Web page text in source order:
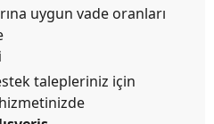
uygun vade oranları
talepleriniz için